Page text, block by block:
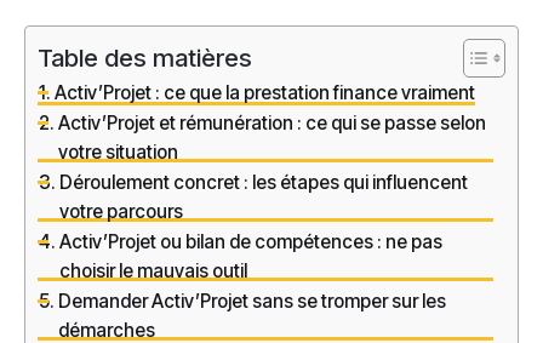
Table des matières
Activ’Projet : ce que la prestation finance vraiment
Activ’Projet et rémunération : ce qui se passe selon
votre situation
Déroulement concret : les étapes qui influencent
votre parcours
Activ’Projet ou bilan de compétences : ne pas
choisir le mauvais outil
Demander Activ’Projet sans se tromper sur les
démarches